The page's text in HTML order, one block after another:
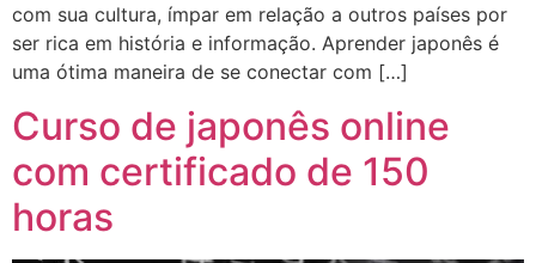
com sua cultura, ímpar em relação a outros países por
ser rica em história e informação. Aprender japonês é
uma ótima maneira de se conectar com […]
Curso de japonês online
com certificado de 150
horas